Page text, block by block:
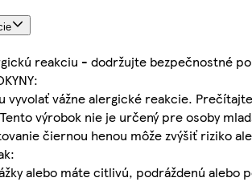
reakciu - dodržujte bezpečnostné
vyvolať vážne alergické reakcie.
výrobok nie je určený pre osoby
čiernou henou môže zvýšiť riziko
alebo máte citlivú, podráždenú alebo